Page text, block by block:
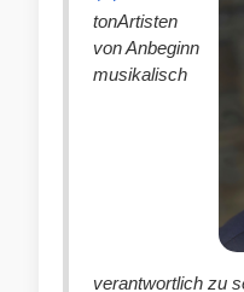
tonArtisten
von Anbeginn
musikalisch
verantwortlich zu